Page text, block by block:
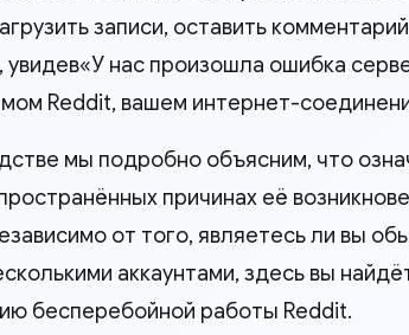
записи, оставить
увидев«У нас произошла ошибка
Reddit, вашем интернет-
мы подробно объясним, что
причинах её
от того, являетесь ли вы
аккаунтами, здесь вы
бесперебойной работы Reddit.